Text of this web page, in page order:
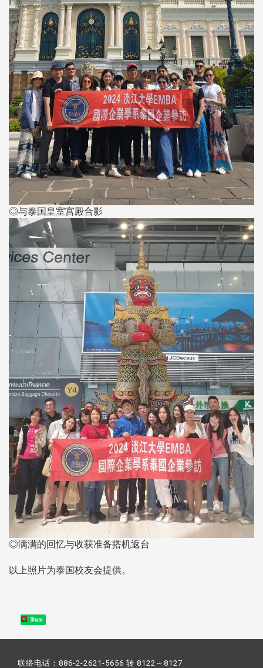
◎与泰国皇室宫殿合影
◎满满的回忆与收获准备搭机返台
以上照片为泰国校友会提供。
Share
联络电话：886-2-2621-5656 转 8122～8127